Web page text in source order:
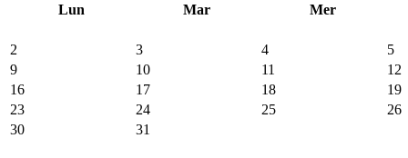
Lun Mar Mer
2 3 4
5
9
10 11
12
16
17 18
19
23
24 25
26
30
31